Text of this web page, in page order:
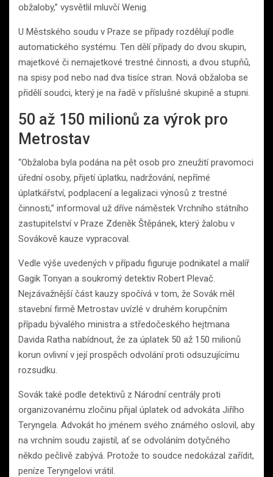
obžaloby,” vysvětlil mluvčí Wenig.
U Městského soudu v Praze se případy rozdělují podle
automatického systému. Ten dělí případy do dvou skupin,
majetkové či nemajetkové trestné činnosti, a dvou stupňů,
na spisy pod nebo nad dva tisíce stran. Nová obžaloba se
přidělí soudci, který je na řadě v příslušné skupině a stupni.
50 až 150 milionů za výrok pro
Metrostav
“Obžaloba byla podána na pět osob pro zneužití pravomoci
úřední osoby, přijetí úplatku, nadržování, nepřímé
úplatkářství, podplacení a legalizaci výnosů z trestné
činnosti,” informoval už dříve náměstek Vrchního státního
zastupitelství v Praze Zdeněk Štěpánek, který žalobu v
Sovákově kauze vypracoval.
Vedle výše uvedených v případu figuruje podnikatel a malíř
Gagik Tonyan a soukromý detektiv Robert Plevač.
Nejzávažnější část kauzy spočívá v tom, že Sovák měl
stavební firmě Metrostav uvízlé v druhém korupčním
případu bývalého ministra a středočeského hejtmana
Davida Ratha nabídnout, že za úplatek 50 až 150 milionů
korun ovlivní v její prospěch odvolání proti odsuzujícímu
rozsudku.
Sovák také podle detektivů z Národní centrály proti
organizovanému zločinu přijal úplatek od advokáta Jiřího
Teryngela. Advokát ho jménem svého známého oslovil, aby
na vrchním soudu zajistil, ať se odvoláním dotyčného
někdo pečlivě zabývá. Protože to soudce nedokázal zařídit,
peníze Teryngelovi vrátil.